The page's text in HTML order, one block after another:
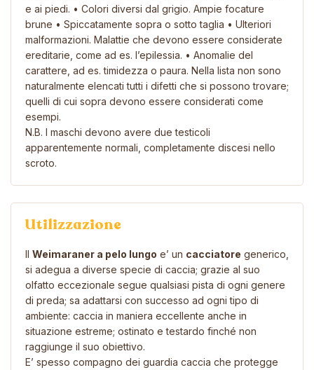
e ai piedi. • Colori diversi dal grigio. Ampie focature
brune • Spiccatamente sopra o sotto taglia • Ulteriori
malformazioni. Malattie che devono essere considerate
ereditarie, come ad es. l’epilessia. • Anomalie del
carattere, ad es. timidezza o paura. Nella lista non sono
naturalmente elencati tutti i difetti che si possono trovare;
quelli di cui sopra devono essere considerati come
esempi.
N.B. I maschi devono avere due testicoli
apparentemente normali, completamente discesi nello
scroto.
Utilizzazione
Il Weimaraner a pelo lungo e’ un cacciatore generico,
si adegua a diverse specie di caccia; grazie al suo
olfatto eccezionale segue qualsiasi pista di ogni genere
di preda; sa adattarsi con successo ad ogni tipo di
ambiente: caccia in maniera eccellente anche in
situazione estreme; ostinato e testardo finché non
raggiunge il suo obiettivo.
E’ spesso compagno dei guardia caccia che protegge